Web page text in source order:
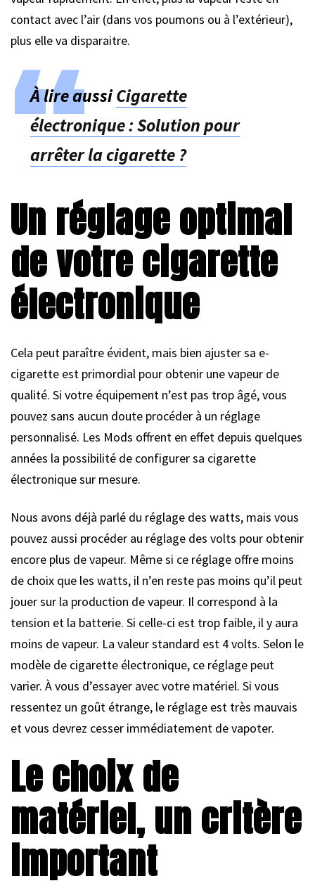
contact avec l’air (dans vos poumons ou à l’extérieur),
plus elle va disparaitre.
À lire aussiCigarette
électronique : Solution pour
arrêter la cigarette ?
Un réglage optimal
de votre cigarette
électronique
Cela peut paraître évident, mais bien ajuster sa e-
cigarette est primordial pour obtenir une vapeur de
qualité. Si votre équipement n’est pas trop âgé, vous
pouvez sans aucun doute procéder à un réglage
personnalisé. Les Mods offrent en effet depuis quelques
années la possibilité de configurer sa cigarette
électronique sur mesure.
Nous avons déjà parlé du réglage des watts, mais vous
pouvez aussi procéder au réglage des volts pour obtenir
encore plus de vapeur. Même si ce réglage offre moins
de choix que les watts, il n’en reste pas moins qu’il peut
jouer sur la production de vapeur. Il correspond à la
tension et la batterie. Si celle-ci est trop faible, il y aura
moins de vapeur. La valeur standard est 4 volts. Selon le
modèle de cigarette électronique, ce réglage peut
varier. À vous d’essayer avec votre matériel. Si vous
ressentez un goût étrange, le réglage est très mauvais
et vous devrez cesser immédiatement de vapoter.
Le choix de
matériel, un critère
important